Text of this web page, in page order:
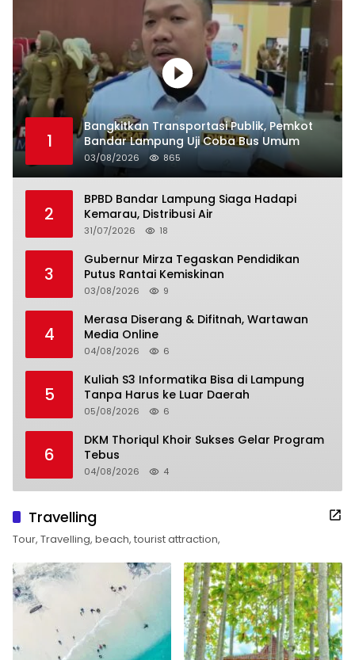
1
Bangkitkan Transportasi Publik, Pemkot
Bandar Lampung Uji Coba Bus Umum
03/08/2026 865
2
BPBD Bandar Lampung Siaga Hadapi
Kemarau, Distribusi Air
31/07/2026 18
3
Gubernur Mirza Tegaskan Pendidikan
Putus Rantai Kemiskinan
03/08/2026 9
4
Merasa Diserang & Difitnah, Wartawan
Media Online
04/08/2026 6
5
Kuliah S3 Informatika Bisa di Lampung
Tanpa Harus ke Luar Daerah
05/08/2026 6
6
DKM Thoriqul Khoir Sukses Gelar Program
Tebus
04/08/2026 4
Travelling
Tour, Travelling, beach, tourist attraction,